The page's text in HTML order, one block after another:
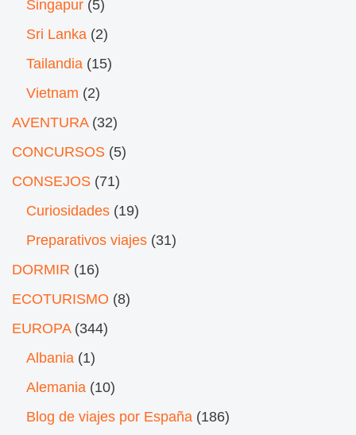
Singapur (5)
Sri Lanka (2)
Tailandia (15)
Vietnam (2)
AVENTURA(32)
CONCURSOS (5)
CONSEJOS (71)
Curiosidades (19)
Preparativos viajes (31)
DORMIR (16)
ECOTURISMO (8)
EUROPA(344)
Albania (1)
Alemania (10)
Blog de viajes por España (186)